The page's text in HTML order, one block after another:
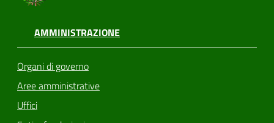
AMMINISTRAZIONE
Organi di governo
Aree amministrative
Uffici